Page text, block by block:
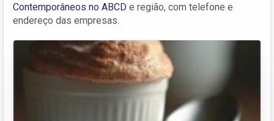
Contemporâneos no ABCD e região, com telefone e
endereço das empresas.